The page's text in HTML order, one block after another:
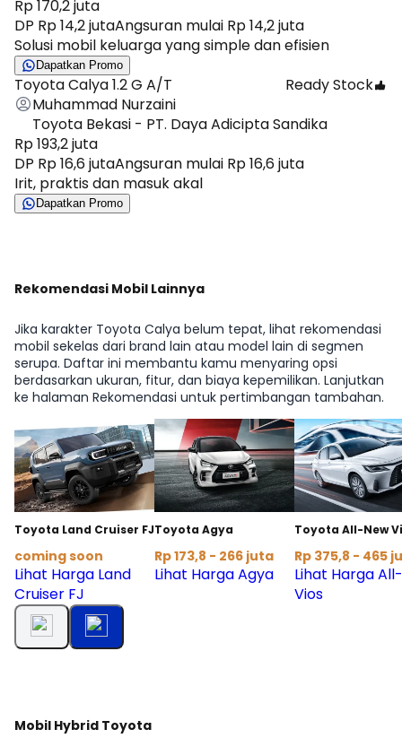
Rp 170,2 juta
DP Rp 14,2 jutaAngsuran mulai Rp 14,2 juta
Solusi mobil keluarga yang simple dan efisien
Dapatkan Promo
Toyota Calya 1.2 G A/T
Ready Stock
Muhammad Nurzaini
Toyota Bekasi - PT. Daya Adicipta Sandika
Rp 193,2 juta
DP Rp 16,6 jutaAngsuran mulai Rp 16,6 juta
Irit, praktis dan masuk akal
Dapatkan Promo
Rekomendasi Mobil Lainnya
Jika karakter Toyota Calya belum tepat, lihat rekomendasi
mobil sekelas dari brand lain atau model lain di segmen
serupa. Daftar ini membantu kamu menyaring opsi
berdasarkan ukuran, fitur, dan biaya kepemilikan. Lanjutkan
ke halaman Rekomendasi untuk pertimbangan tambahan.
Toyota Land Cruiser FJ
coming soon
Lihat Harga Land
Cruiser FJ
Toyota Agya
Rp 173,8 - 266 juta
Lihat Harga Agya
Toyota All-New
Rp 375,8 - 465
Lihat Harga
Vios
Mobil Hybrid Toyota